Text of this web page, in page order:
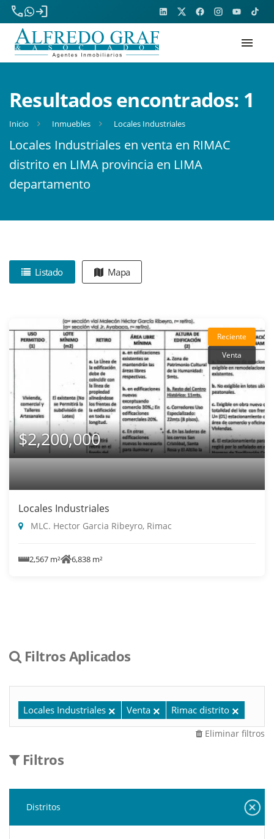
phone
login
menu
Resultados encontrados: 1
Inicio Inmuebles Locales Industriales
Locales Industriales en venta en RIMAC
distrito en LIMA provincia en LIMA
departamento
Listado Mapa
Reciente
Venta
$2,200,000
Locales Industriales
MLC. Hector Garcia Ribeyro, Rimac
2,567 m² 6,838 m²
Filtros Aplicados
Locales Industriales Venta Rimac distrito
Eliminar filtros
Filtros
Distritos